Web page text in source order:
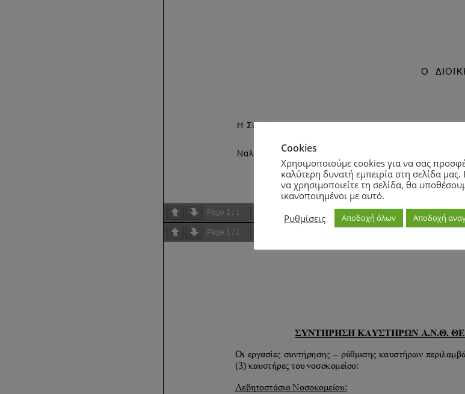
Page 1 / 1
Page 1 / 1
Cookies
Χρησιμοποιούμε cookies για να σας
καλύτερη δυνατή εμπειρία στη σελίδα μας.
να χρησιμοποιείτε τη σελίδα, θα
ικανοποιημένοι με αυτό.
Ρυθμίσεις
Αποδοχή όλων Αποδοχή